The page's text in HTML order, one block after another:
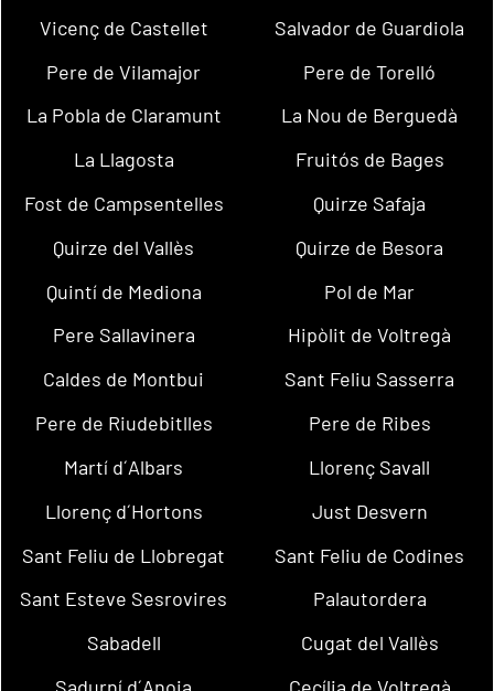
Vicenç de Castellet
Salvador de Guardiola
Pere de Vilamajor
Pere de Torelló
La Pobla de Claramunt
La Nou de Berguedà
La Llagosta
Fruitós de Bages
Fost de Campsentelles
Quirze Safaja
Quirze del Vallès
Quirze de Besora
Quintí de Mediona
Pol de Mar
Pere Sallavinera
Hipòlit de Voltregà
Caldes de Montbui
Sant Feliu Sasserra
Pere de Riudebitlles
Pere de Ribes
Martí d´Albars
Llorenç Savall
Llorenç d´Hortons
Just Desvern
Sant Feliu de Llobregat
Sant Feliu de Codines
Sant Esteve Sesrovires
Palautordera
Sabadell
Cugat del Vallès